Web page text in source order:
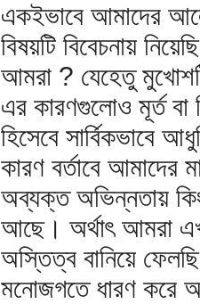
একইভাবে আমাদের
বিষয়টি বিবেচনায়
আমরা ? যেহেতু
এর কারণগুলোও মূর্ত বা
হিসেবে সার্বিকভাবে
কারণ বর্তাবে আমাদের
অব্যক্ত অভিন্নতায়
আছে। অর্থাৎ আমরা
অস্তিত্ব বানিয়ে
মনোজগতে ধারণ করে